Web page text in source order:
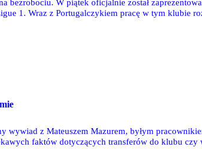
bezrobociu. W piątek oficjalnie został
1. Wraz z Portugalczykiem pracę w tym klubie
wywiad z Mateuszem Mazurem, byłym
faktów dotyczących transferów do klubu czy